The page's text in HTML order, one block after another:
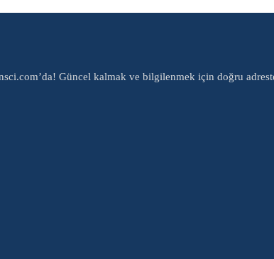
Güncel kalmak ve bilgilenmek için doğru